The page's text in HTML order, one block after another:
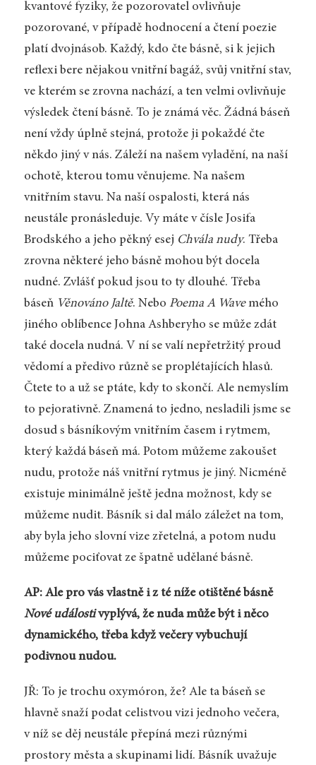
kvantové fyziky, že pozorovatel ovlivňuje
pozorované, v případě hodnocení a čtení poezie
platí dvojnásob. Každý, kdo čte básně, si k jejich
reflexi bere nějakou vnitřní bagáž, svůj vnitřní stav,
ve kterém se zrovna nachází, a ten velmi ovlivňuje
výsledek čtení básně. To je známá věc. Žádná báseň
není vždy úplně stejná, protože ji pokaždé čte
někdo jiný v nás. Záleží na našem vyladění, na naší
ochotě, kterou tomu věnujeme. Na našem
vnitřním stavu. Na naší ospalosti, která nás
neustále pronásleduje. Vy máte v čísle Josifa
Brodského a jeho pěkný esej Chvála nudy. Třeba
zrovna některé jeho básně mohou být docela
nudné. Zvlášť pokud jsou to ty dlouhé. Třeba
báseň Věnováno Jaltě. Nebo Poema A Wavemého
jiného oblíbence Johna Ashberyho se může zdát
také docela nudná. V ní se valí nepřetržitý proud
vědomí a předivo různě se proplétajících hlasů.
Čtete to a už se ptáte, kdy to skončí. Ale nemyslím
to pejorativně. Znamená to jedno, nesladili jsme se
dosud s básníkovým vnitřním časem i rytmem,
který každá báseň má. Potom můžeme zakoušet
nudu, protože náš vnitřní rytmus je jiný. Nicméně
existuje minimálně ještě jedna možnost, kdy se
můžeme nudit. Básník si dal málo záležet na tom,
aby byla jeho slovní vize zřetelná, a potom nudu
můžeme pociťovat ze špatně udělané básně.
AP: Ale pro vás vlastně i z té níže otištěné básně
Nové událostivyplývá, že nuda může být i něco
dynamického, třeba když večery vybuchují
podivnou nudou.
JŘ: To je trochu oxymóron, že? Ale ta báseň se
hlavně snaží podat celistvou vizi jednoho večera,
v níž se děj neustále přepíná mezi různými
prostory města a skupinami lidí. Básník uvažuje